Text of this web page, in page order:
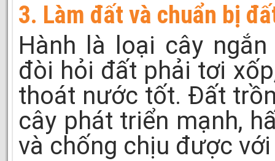
3. Làm đất và chuẩn bị
Hành là loại cây
đòi hỏi đất phải tơi
thoát nước tốt. Đất
cây phát triển mạnh,
và chống chịu được